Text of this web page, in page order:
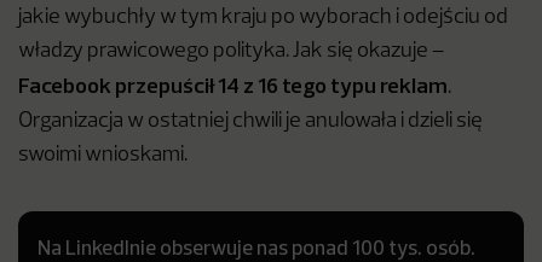
jakie wybuchły w tym kraju po wyborach i odejściu od
władzy prawicowego polityka. Jak się okazuje –
Facebook przepuścił 14 z 16 tego typu reklam.
Organizacja w ostatniej chwili je anulowała i dzieli się
swoimi wnioskami.
Na LinkedInie obserwuje nas ponad 100 tys. osób.